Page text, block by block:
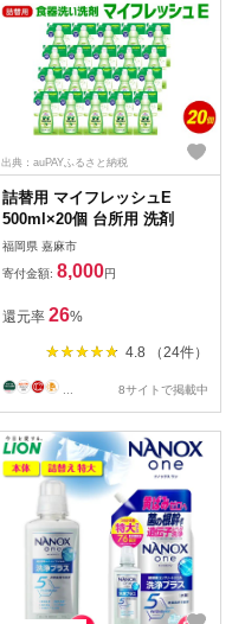
出典：auPAYふるさと納税
詰替用 マイフレッシュE
500ml×20個 台所用 洗剤
福岡県 嘉麻市
寄付金額: 8,000円
還元率 26%
4.8 （24件）
8サイトで掲載中